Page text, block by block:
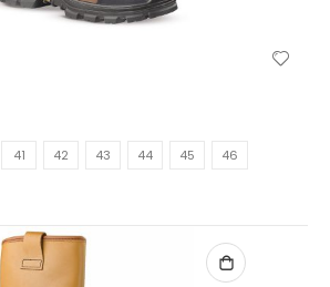
41 42 43 44 45
46